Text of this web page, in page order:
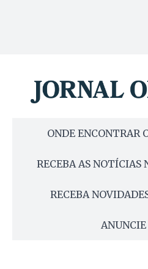
ONDE ENCONTRAR
RECEBA AS NOTÍCIAS
RECEBA